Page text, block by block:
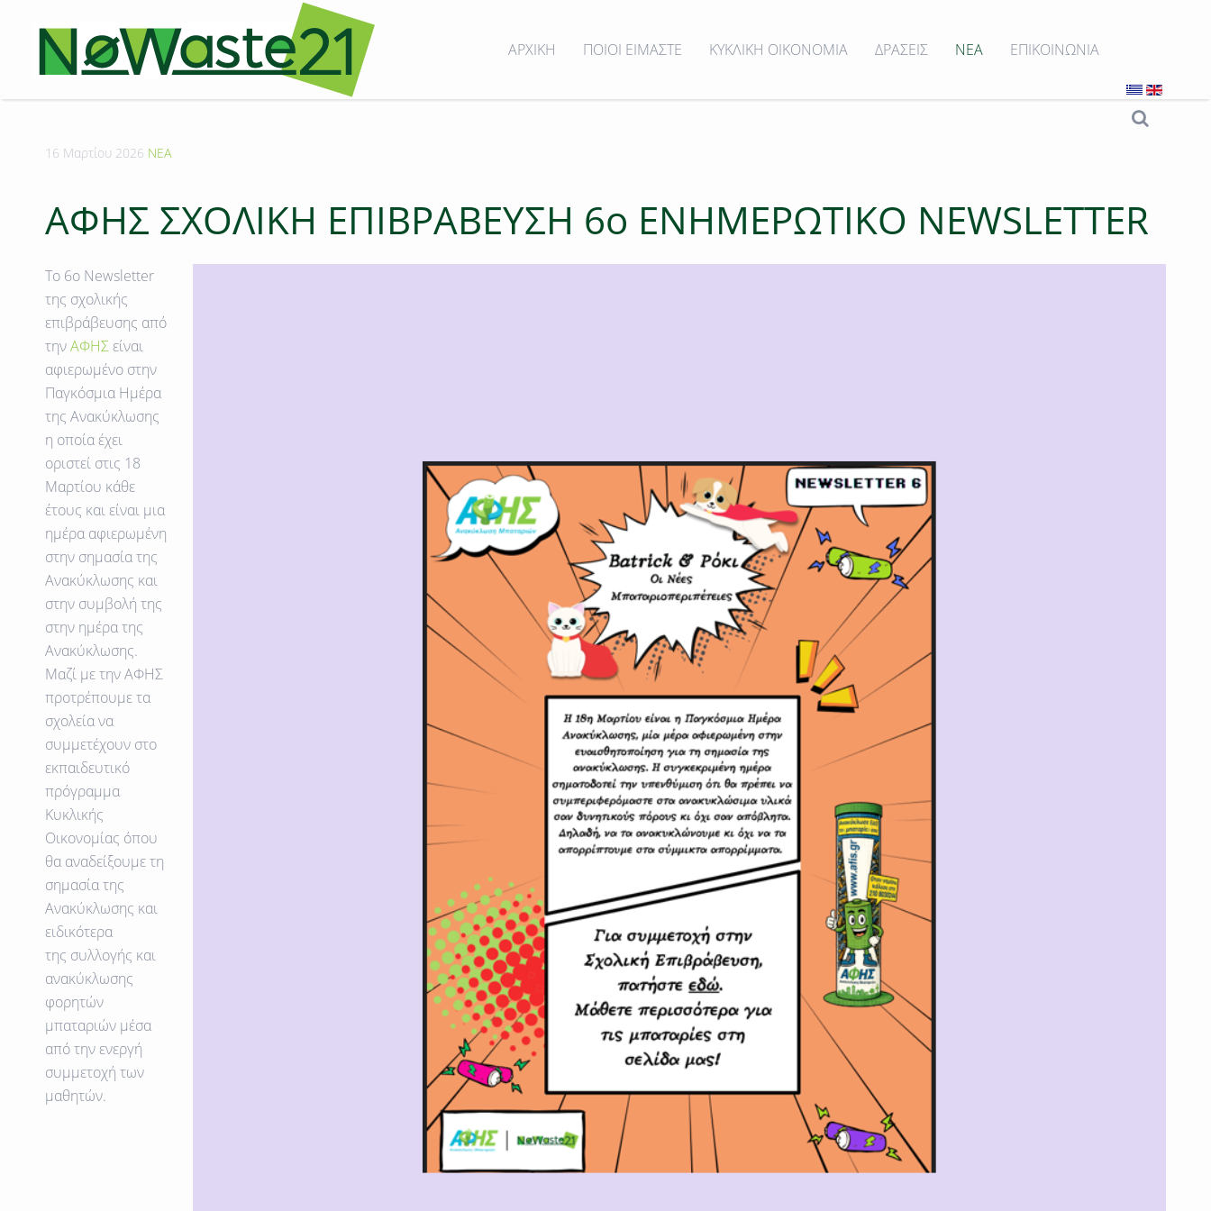
ΑΡΧΙΚΗ ΠΟΙΟΙ ΕΙΜΑΣΤΕ ΚΥΚΛΙΚΗ ΟΙΚΟΝΟΜΙΑ ΔΡΑΣΕΙΣ ΝΕΑ ΕΠΙΚΟΙΝΩΝΙΑ
16 Μαρτίου 2026 ΝΕΑ
AΦΗΣ ΣΧΟΛΙΚΗ ΕΠΙΒΡΑΒΕΥΣΗ 6ο ΕΝΗΜΕΡΩΤΙΚΟ ΝΕWSLETTER
To 6o Newsletter
της σχολικής
επιβράβευσης από
τηνΑΦΗΣείναι
αφιερωμένο στην
Παγκόσμια Ημέρα
της Ανακύκλωσης
η οποία έχει
οριστεί στις 18
Μαρτίου κάθε
έτους και είναι μια
ημέρα αφιερωμένη
στην σημασία της
Ανακύκλωσης και
στην συμβολή της
στην ημέρα της
Ανακύκλωσης.
Μαζί με την ΑΦΗΣ
προτρέπουμε τα
σχολεία να
συμμετέχουν στο
εκπαιδευτικό
πρόγραμμα
Κυκλικής
Οικονομίας όπου
θα αναδείξουμετη
σημασίατης
Ανακύκλωσης και
ειδικότερα
της συλλογής και
ανακύκλωσης
φορητών
μπαταριών μέσα
απότηνενεργή
συμμετοχή των
μαθητών.